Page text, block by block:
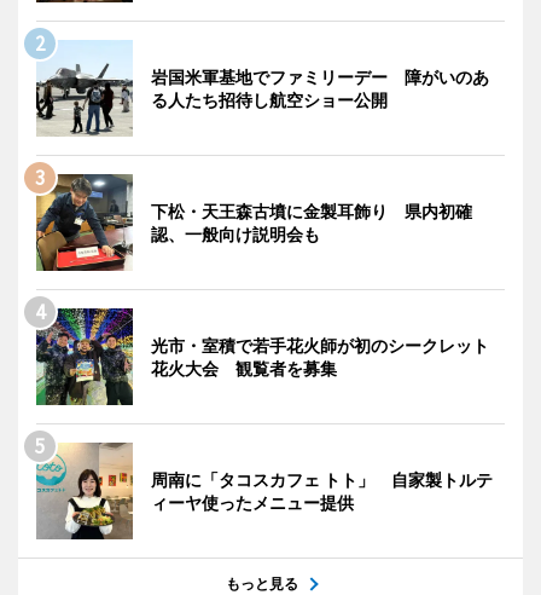
岩国米軍基地でファミリーデー 障がいのあ
る人たち招待し航空ショー公開
下松・天王森古墳に金製耳飾り 県内初確
認、一般向け説明会も
光市・室積で若手花火師が初のシークレット
花火大会 観覧者を募集
周南に「タコスカフェ トト」 自家製トルテ
ィーヤ使ったメニュー提供
もっと見る